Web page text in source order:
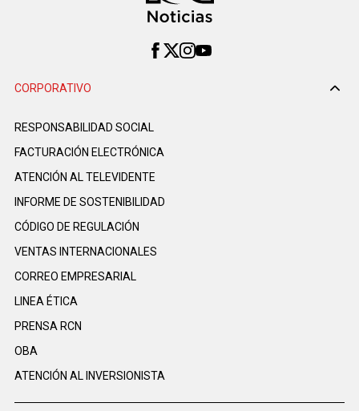
CORPORATIVO
RESPONSABILIDAD SOCIAL
FACTURACIÓN ELECTRÓNICA
ATENCIÓN AL TELEVIDENTE
INFORME DE SOSTENIBILIDAD
CÓDIGO DE REGULACIÓN
VENTAS INTERNACIONALES
CORREO EMPRESARIAL
LINEA ÉTICA
PRENSA RCN
OBA
ATENCIÓN AL INVERSIONISTA